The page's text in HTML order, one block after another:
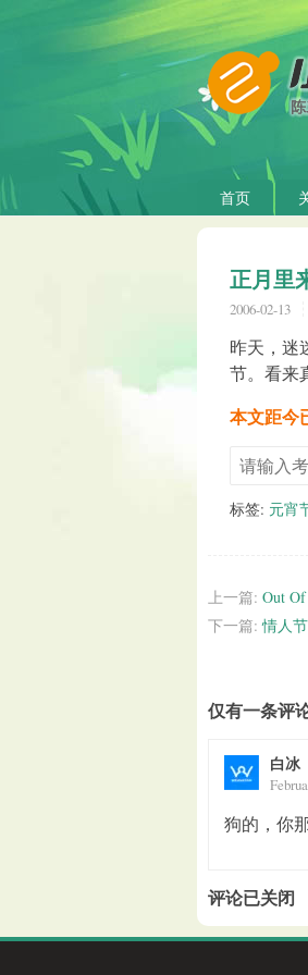
首页
正月里
2006-02-13
昨天，迷
节。看来
本文距今
标签: 元宵
上一篇: Out
下一篇:情人节
仅有一条评
白冰
狗的，你
评论已关闭